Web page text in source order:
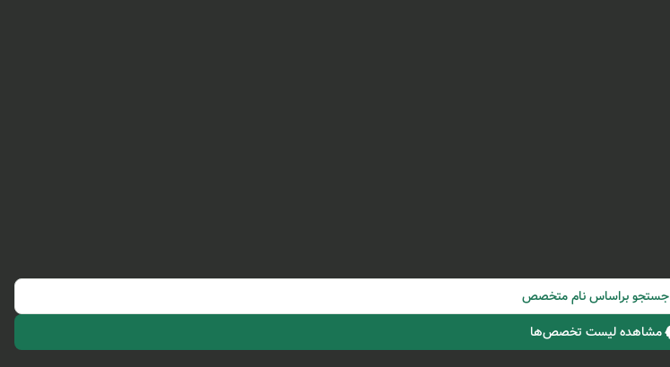
جستجو براساس نام متخصص
مشاهده لیست تخصص‌ها